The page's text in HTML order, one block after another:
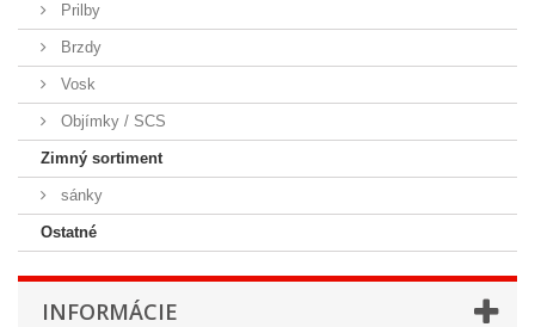
Prilby
Brzdy
Vosk
Objímky / SCS
Zimný sortiment
sánky
Ostatné
INFORMÁCIE